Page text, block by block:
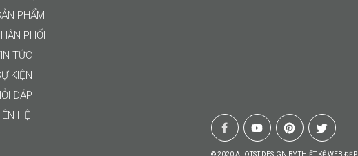
PHẨM
PHỐI
TỨC
KIỆN
ĐÁP
HỆ
©2020ALOTST.DESIGN BYTHIẾT KẾ WEB ĐẸP